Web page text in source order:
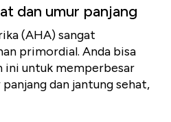
dan umur panjang
(AHA) sangat
primordial. Anda bisa
ini untuk memperbesar
dan jantung sehat,